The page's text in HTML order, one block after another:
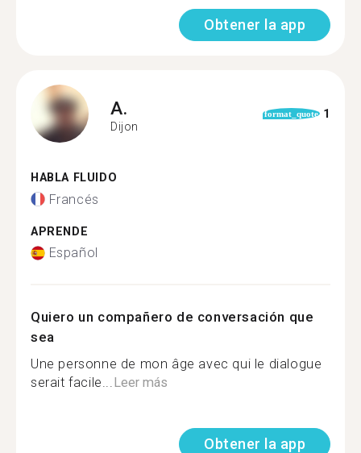
Obtener la app
A.
Dijon
format_quote 1
HABLA FLUIDO
Francés
APRENDE
Español
Quiero un compañero de conversación que
sea
Une personne de mon âge avec qui le dialogue
serait facile...Leer más
Obtener la app